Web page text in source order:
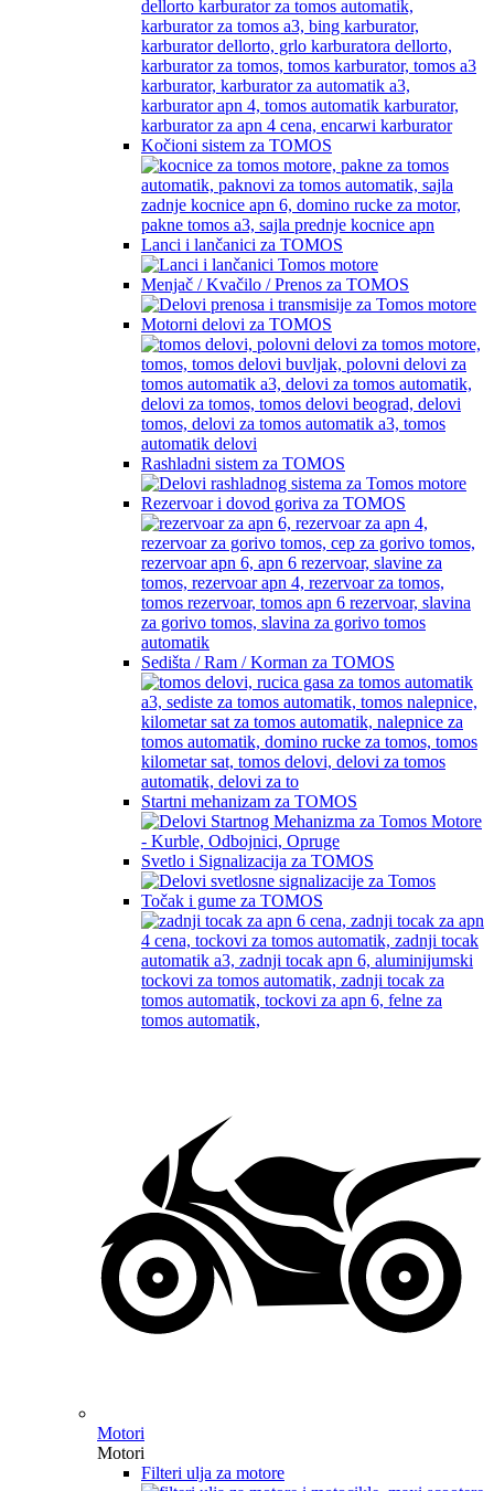
Kočioni sistem za TOMOS
Lanci i lančanici za TOMOS
Menjač / Kvačilo / Prenos za TOMOS
Motorni delovi za TOMOS
Rashladni sistem za TOMOS
Rezervoar i dovod goriva za TOMOS
Sedišta / Ram / Korman za TOMOS
Startni mehanizam za TOMOS
Svetlo i Signalizacija za TOMOS
Točak i gume za TOMOS
Motori
Motori
Filteri ulja za motore